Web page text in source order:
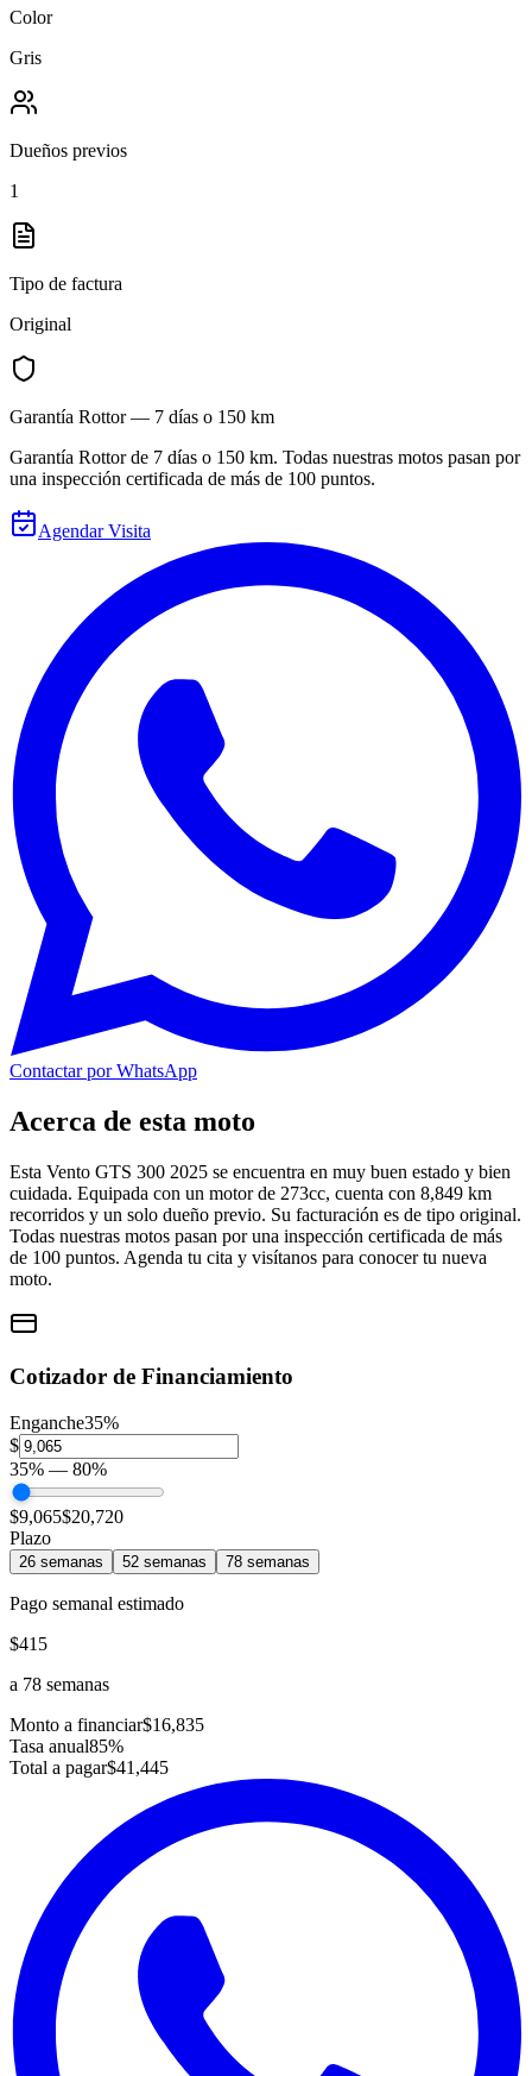
Color
Gris
Dueños previos
1
Tipo de factura
Original
Garantía Rottor — 7 días o 150 km
Garantía Rottor de 7 días o 150 km. Todas nuestras motos pasan por
una inspección certificada de más de 100 puntos.
Agendar Visita
Contactar por WhatsApp
Acerca de esta moto
Esta Vento GTS 300 2025 se encuentra en muy buen estado y bien
cuidada. Equipada con un motor de 273cc, cuenta con 8,849 km
recorridos y un solo dueño previo. Su facturación es de tipo original.
Todas nuestras motos pasan por una inspección certificada de más
de 100 puntos. Agenda tu cita y visítanos para conocer tu nueva
moto.
Cotizador de Financiamiento
Enganche35%
$
35% — 80%
$9,065$20,720
Plazo
26 semanas 52 semanas 78 semanas
Pago semanal estimado
$415
a 78 semanas
Monto a financiar$16,835
Tasa anual85%
Total a pagar$41,445